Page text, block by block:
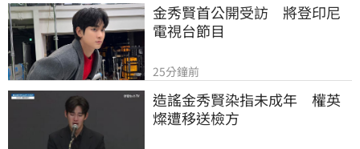
金秀賢首公開受訪　將登印尼
電視台節目
25分鐘前
造謠金秀賢染指未成年　權英
燦遭移送檢方